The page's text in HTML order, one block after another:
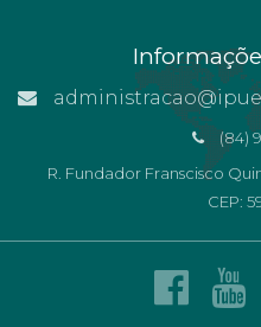
(84)
R. Fundador Franscisco
CEP: